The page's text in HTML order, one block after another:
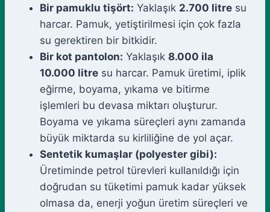
Bir pamuklu tişört: Yaklaşık 2.700 litre su
harcar. Pamuk, yetiştirilmesi için çok fazla
su gerektiren bir bitkidir.
Bir kot pantolon: Yaklaşık 8.000 ila
10.000 litre su harcar. Pamuk üretimi, iplik
eğirme, boyama, yıkama ve bitirme
işlemleri bu devasa miktarı oluşturur.
Boyama ve yıkama süreçleri aynı zamanda
büyük miktarda su kirliliğine de yol açar.
Sentetik kumaşlar (polyester gibi):
Üretiminde petrol türevleri kullanıldığı için
doğrudan su tüketimi pamuk kadar yüksek
olmasa da, enerji yoğun üretim süreçleri ve